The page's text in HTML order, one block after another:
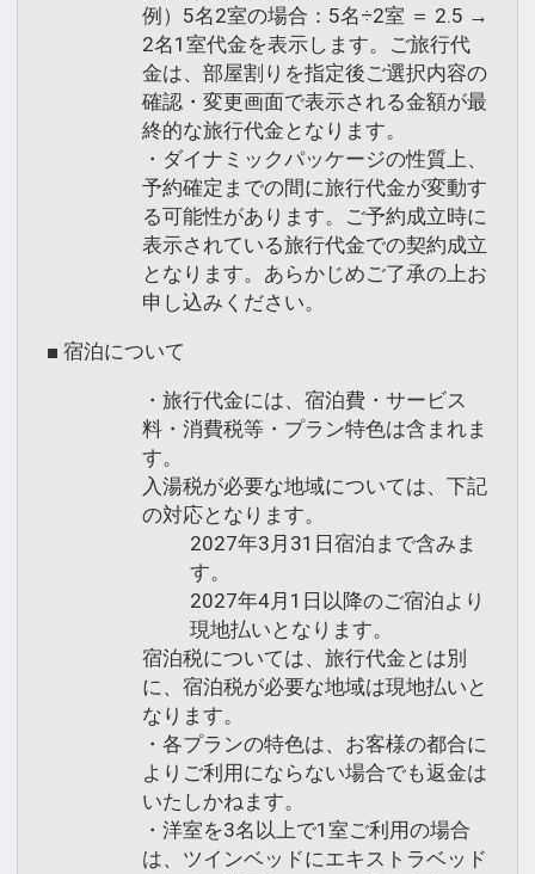
例）5名2室の場合：5名÷2室 ＝ 2.5 →
2名1室代金を表示します。ご旅行代
金は、部屋割りを指定後ご選択内容の
確認・変更画面で表示される金額が最
終的な旅行代金となります。
・ダイナミックパッケージの性質上、
予約確定までの間に旅行代金が変動す
る可能性があります。ご予約成立時に
表示されている旅行代金での契約成立
となります。あらかじめご了承の上お
申し込みください。
■ 宿泊について
・旅行代金には、宿泊費・サービス
料・消費税等・プラン特色は含まれま
す。
入湯税が必要な地域については、下記
の対応となります。
2027年3月31日宿泊まで含みま
す。
2027年4月1日以降のご宿泊より
現地払いとなります。
宿泊税については、旅行代金とは別
に、宿泊税が必要な地域は現地払いと
なります。
・各プランの特色は、お客様の都合に
よりご利用にならない場合でも返金は
いたしかねます。
・洋室を3名以上で1室ご利用の場合
は、ツインベッドにエキストラベッド